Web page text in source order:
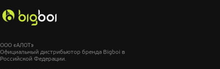
ООО «АЛОТ»
Официальный дистрибьютор бренда Bigboi в
Российской Федерации.